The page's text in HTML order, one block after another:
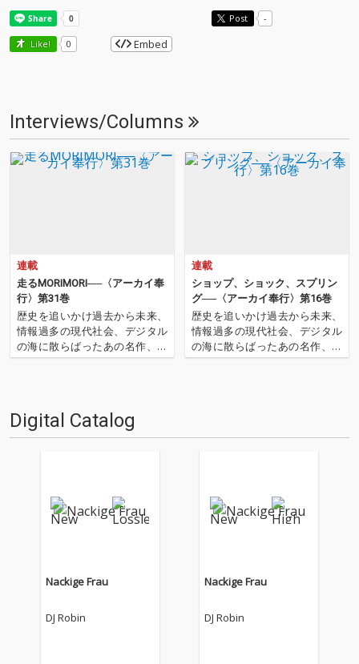
Post -
Like! 0 Embed
Interviews/Columns
連載
走るMORIMORI──〈アーカイ奉
行〉第31巻
歴史を追いかけ過去から未来、
情報過多の現代社会、デジタル
の海に散らばったあの名作、こ
の名作たちをひとつにまとめる
は…'''1.過去作の最新リマスター
音源 2.これまで未配信…
連載
ショップ、ショック、スプリン
グ──〈アーカイ奉行〉第16巻
歴史を追いかけ過去から未来、
情報過多の現代社会、デジタル
の海に散らばったあの名作、こ
の名作たちをひとつにまとめる
音源 2.これまで未配信…
Digital Catalog
Nackige Frau
DJ Robin
Nackige Frau
DJ Robin